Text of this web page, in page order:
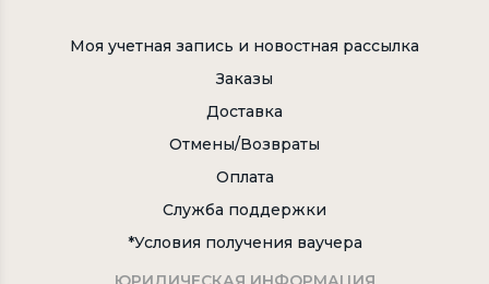
Моя учетная запись и новостная рассылка
Заказы
Доставка
Отмены/Возвраты
Оплата
Служба поддержки
*Условия получения ваучера